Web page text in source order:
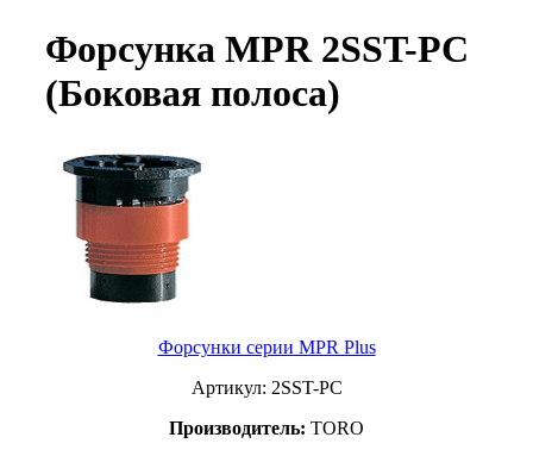
Форсунка MPR 2SST-PC
(Боковая полоса)
Форсунки серии MPR Plus
Артикул: 2SST-PC
Производитель: TORO